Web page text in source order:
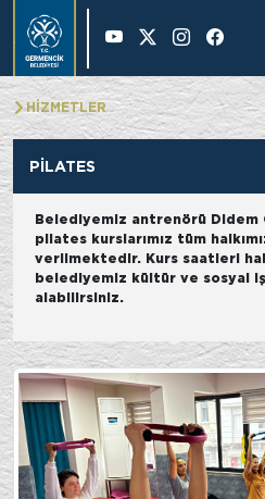
28 °
HİZMETLER
PİLATES
Belediyemiz antrenörü Didem
pilates kurslarımız tüm
verilmektedir. Kurs saatleri
belediyemiz kültür ve sosyal
alabilirsiniz.